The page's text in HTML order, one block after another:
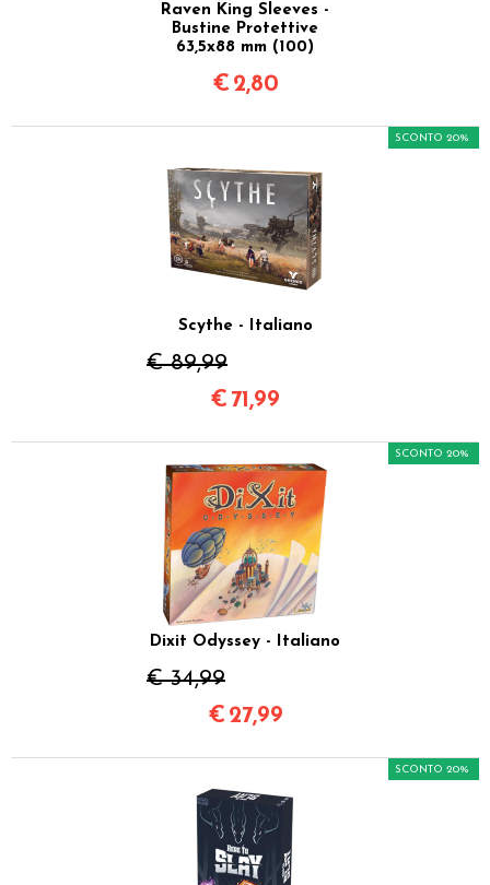
Raven King Sleeves -
Bustine Protettive
63,5x88 mm (100)
€ 2,80
Scythe - Italiano
€ 89,99
SCONTO 20%
€ 71,99
Dixit Odyssey - Italiano
€ 34,99
SCONTO 20%
€ 27,99
SCONTO 20%